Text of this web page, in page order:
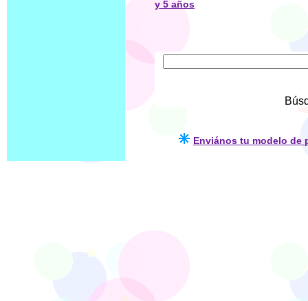
y 5 años
Enviános tu modelo de